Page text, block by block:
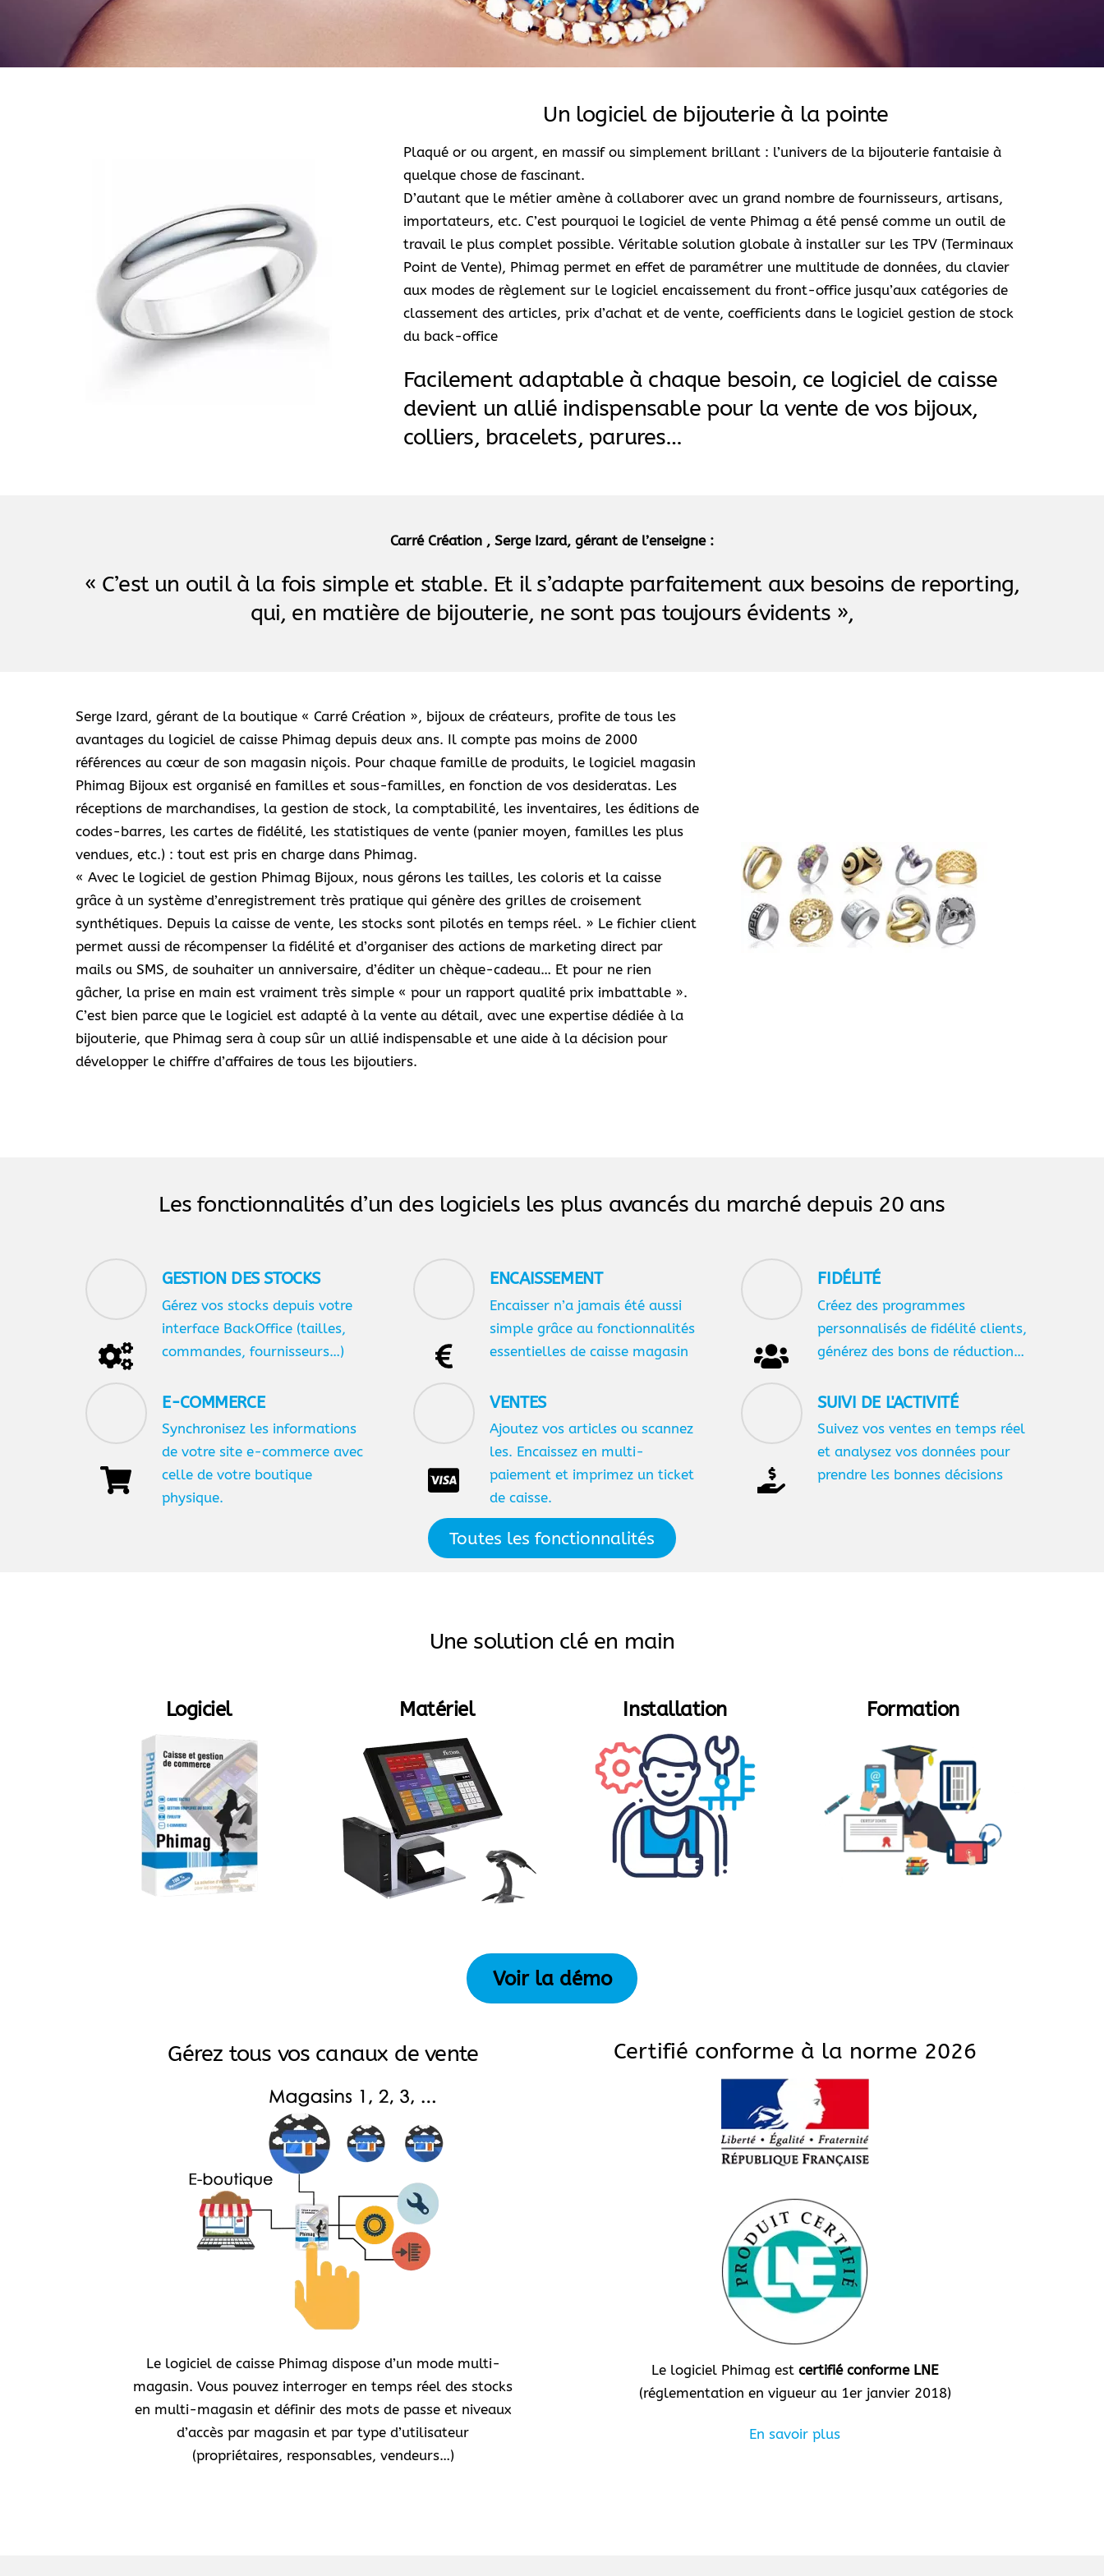
Un logiciel de bijouterie à la pointe
Plaqué or ou argent, en massif ou simplement brillant : l’univers de la bijouterie fantaisie à
quelque chose de fascinant.
D’autant que le métier amène à collaborer avec un grand nombre de fournisseurs, artisans,
importateurs, etc. C’est pourquoi le logiciel de vente Phimag a été pensé comme un outil de
travail le plus complet possible. Véritable solution globale à installer sur les TPV (Terminaux
Point de Vente), Phimag permet en effet de paramétrer une multitude de données, du clavier
aux modes de règlement sur le logiciel encaissement du front-office jusqu’aux catégories de
classement des articles, prix d’achat et de vente, coefficients dans le logiciel gestion de stock
du back-office
Facilement adaptable à chaque besoin, ce logiciel de caisse
devient un allié indispensable pour la vente de vos bijoux,
colliers, bracelets, parures…
Carré Création , Serge Izard, gérant de l’enseigne :
« C’est un outil à la fois simple et stable. Et il s’adapte parfaitement aux besoins de reporting,
qui, en matière de bijouterie, ne sont pas toujours évidents »,
Serge Izard, gérant de la boutique « Carré Création », bijoux de créateurs, profite de tous les
avantages du logiciel de caisse Phimag depuis deux ans. Il compte pas moins de 2000
références au cœur de son magasin niçois. Pour chaque famille de produits, le logiciel magasin
Phimag Bijoux est organisé en familles et sous-familles, en fonction de vos desideratas. Les
réceptions de marchandises, la gestion de stock, la comptabilité, les inventaires, les éditions de
codes-barres, les cartes de fidélité, les statistiques de vente (panier moyen, familles les plus
vendues, etc.) : tout est pris en charge dans Phimag.
« Avec le logiciel de gestion Phimag Bijoux, nous gérons les tailles, les coloris et la caisse
grâce à un système d’enregistrement très pratique qui génère des grilles de croisement
synthétiques. Depuis la caisse de vente, les stocks sont pilotés en temps réel. » Le fichier client
permet aussi de récompenser la fidélité et d’organiser des actions de marketing direct par
mails ou SMS, de souhaiter un anniversaire, d’éditer un chèque-cadeau… Et pour ne rien
gâcher, la prise en main est vraiment très simple « pour un rapport qualité prix imbattable ».
C’est bien parce que le logiciel est adapté à la vente au détail, avec une expertise dédiée à la
bijouterie, que Phimag sera à coup sûr un allié indispensable et une aide à la décision pour
développer le chiffre d’affaires de tous les bijoutiers.
Les fonctionnalités d’un des logiciels les plus avancés du marché depuis 20 ans
GESTION DES STOCKS
Gérez vos stocks depuis votre
interface BackOffice (tailles,
commandes, fournisseurs…)
ENCAISSEMENT
Encaisser n’a jamais été aussi
simple grâce au fonctionnalités
essentielles de caisse magasin
FIDÉLITÉ
Créez des programmes
personnalisés de fidélité clients,
générez des bons de réduction…
E-COMMERCE
Synchronisez les informations
de votre site e-commerce avec
celle de votre boutique
physique.
VENTES
Ajoutez vos articles ou scannez
les. Encaissez en multi-
paiement et imprimez un ticket
de caisse.
SUIVI DE L'ACTIVITÉ
Suivez vos ventes en temps réel
et analysez vos données pour
prendre les bonnes décisions
Toutes les fonctionnalités
Une solution clé en main
Logiciel Matériel Installation Formation
Voir la démo
Gérez tous vos canaux de vente
Le logiciel de caisse Phimag dispose d’un mode multi-
magasin. Vous pouvez interroger en temps réel des stocks
en multi-magasin et définir des mots de passe et niveaux
d’accès par magasin et par type d’utilisateur
(propriétaires, responsables, vendeurs…)
Certifié conforme à la norme 2026
Le logiciel Phimag estcertifié conforme LNE
(réglementation en vigueur au 1er janvier 2018)
En savoir plus